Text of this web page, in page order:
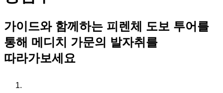
가이드와 함께하는 피렌체 도보 투어를
통해 메디치 가문의 발자취를
따라가보세요